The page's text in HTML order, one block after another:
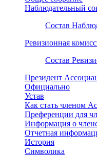
Наблюдательный
Состав
Ревизионная
Состав
Президент
Официально
Устав
Как стать членом
Преференции для
Информация о
Отчетная
История
Символика